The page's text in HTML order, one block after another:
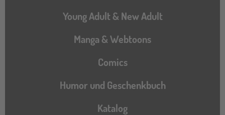
Young Adult & New Adult
Manga & Webtoons
Comics
Humor und Geschenkbuch
Katalog
Katalog